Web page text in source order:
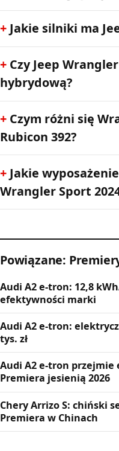
Jakie silniki ma
Czy Jeep
hybrydową?
Czym różni się
Rubicon 392?
Jakie
Wrangler Sport
Powiązane:
Audi A2 e-tron: 12,8
efektywności marki
Audi A2 e-tron:
tys. zł
Audi A2 e-tron
Premiera jesienią 2026
Chery Arrizo S: chiński
Premiera w Chinach